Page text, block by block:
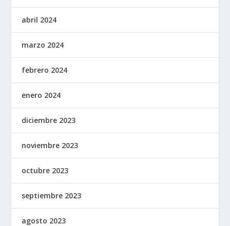
abril 2024
marzo 2024
febrero 2024
enero 2024
diciembre 2023
noviembre 2023
octubre 2023
septiembre 2023
agosto 2023